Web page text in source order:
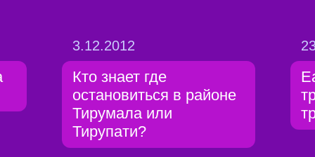
3.12.2012
Кто знает где
остановиться в районе
Тирумала или
Тирупати?